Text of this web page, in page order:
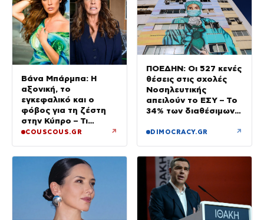
Βάνα Μπάρμπα: Η
αξονική, το
εγκεφαλικό και ο
φόβος για τη ζέστη
στην Κύπρο – Τι
τρέμουν οι γιατροί για
COUSCOUS.GR ↗
ΠΟΕΔΗΝ: Οι 527 κενές
θέσεις στις σχολές
Νοσηλευτικής
απειλούν το ΕΣΥ – Το
34% των διαθέσιμων
DIMOCRACY.GR ↗